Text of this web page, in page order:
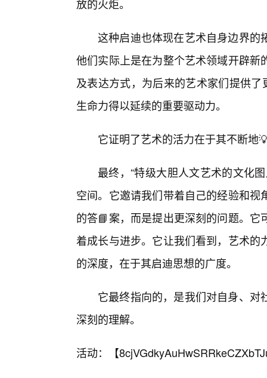
放的火炬。
这种启迪也体现在艺术自身边界的
他们实际上是在为整个艺术领域开辟
及表达方式，为后来的艺术家们提供
生命力得以延续的重要驱动力。
它证明了艺术的活力在于其不断地
最终，“特级大胆人文艺术的文化
空间。它邀请我们带着自己的经验和
的答📘案，而是提出更深刻的问题。
着成长与进步。它让我们看到，艺术
的深度，在于其启迪思想的广度。
它最终指向的，是我们对自身、
深刻的理解。
活动：【